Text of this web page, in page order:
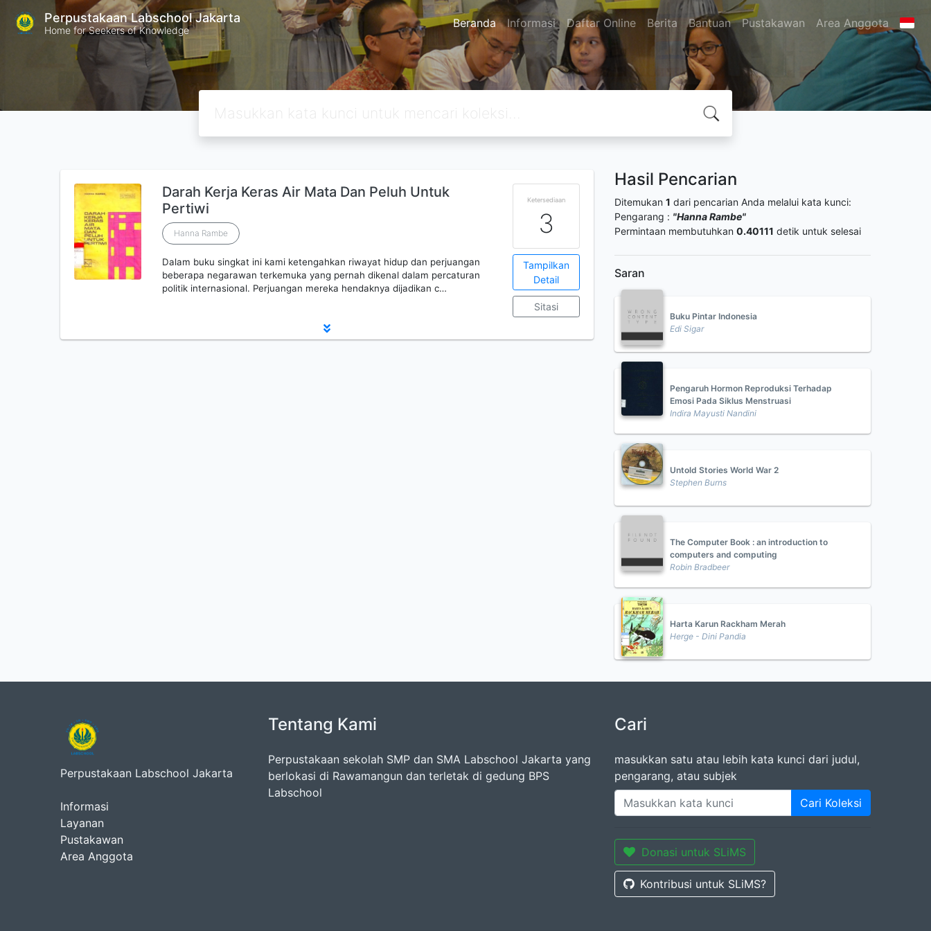
Perpustakaan Labschool Jakarta
Home for Seekers of Knowledge Beranda Informasi Daftar Online Berita Bantuan Pustakawan Area Anggota
Darah Kerja Keras Air Mata Dan Peluh Untuk
Pertiwi
Hanna Rambe
Dalam buku singkat ini kami ketengahkan riwayat hidup dan perjuangan
beberapa negarawan terkemuka yang pernah dikenal dalam percaturan
politik internasional. Perjuangan mereka hendaknya dijadikan c…
Ketersediaan
3
Tampilkan
Detail
Sitasi
Hasil Pencarian
Ditemukan 1 dari pencarian Anda melalui kata kunci:
Pengarang : "Hanna Rambe"
Permintaan membutuhkan 0.40111 detik untuk selesai
Saran
Buku Pintar Indonesia
Edi Sigar
Pengaruh Hormon Reproduksi Terhadap
Emosi Pada Siklus Menstruasi
Indira Mayusti Nandini
Untold Stories World War 2
Stephen Burns
The Computer Book : an introduction to
computers and computing
Robin Bradbeer
Harta Karun Rackham Merah
Herge - Dini Pandia
Perpustakaan Labschool Jakarta
Informasi
Layanan
Pustakawan
Area Anggota
Tentang Kami
Perpustakaan sekolah SMP dan SMA Labschool Jakarta yang
berlokasi di Rawamangun dan terletak di gedung BPS
Labschool
Cari
masukkan satu atau lebih kata kunci dari judul,
pengarang, atau subjek
Cari Koleksi
Donasi untuk SLiMS
Kontribusi untuk SLiMS?